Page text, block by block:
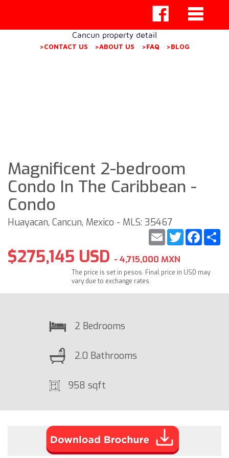
Cancun property detail
>CONTACT US >ABOUT US >FAQ >BLOG
Magnificent 2-bedroom
Condo In The Caribbean -
Condo
Huayacan, Cancun, Mexico - MLS: 35467
Twitter
Email
$275,145 USD - 4,715,000 MXN
The price is set in pesos. Final price in USD may
vary due to exchange rates.
2 Bedrooms
2.0 Bathrooms
958 sqft